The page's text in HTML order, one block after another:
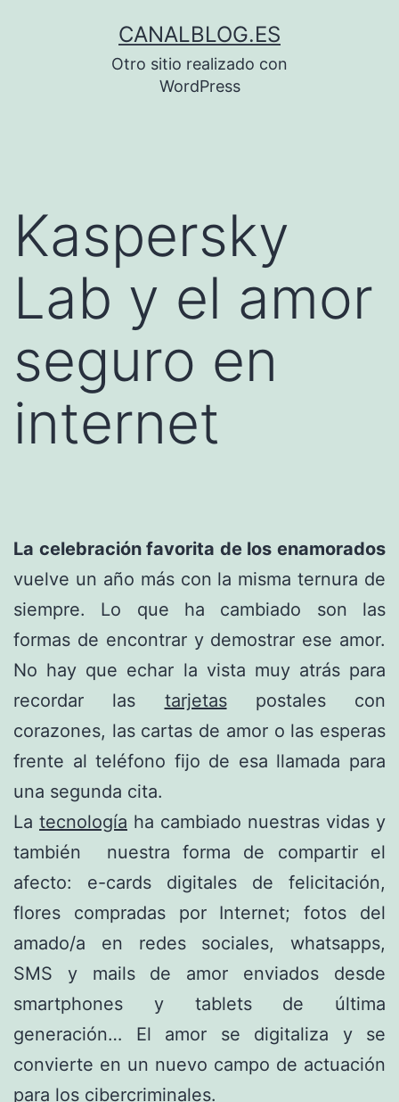
CANALBLOG.ES
Otro sitio realizado con
WordPress
Kaspersky
Lab y el amor
seguro en
internet
La celebración favorita de los enamorados
vuelve un año más con la misma ternura de
siempre. Lo que ha cambiado son las
formas de encontrar y demostrar ese amor.
No hay que echar la vista muy atrás para
recordar las tarjetaspostales con
corazones, las cartas de amor o las esperas
frente al teléfono fijo de esa llamada para
una segunda cita.
La tecnología ha cambiado nuestras vidas y
también nuestra forma de compartir el
afecto: e-cards digitales de felicitación,
flores compradas por Internet; fotos del
amado/a en redes sociales, whatsapps,
SMS y mails de amor enviados desde
smartphones y tablets de última
generación… El amor se digitaliza y se
convierte en un nuevo campo de actuación
para los cibercriminales.